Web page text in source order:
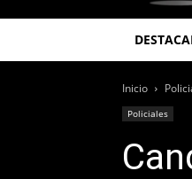
Inicio
Policiales